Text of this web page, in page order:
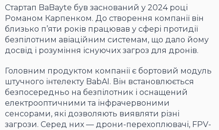
Стартап BaBayte був заснований у 2024 році
Романом Карпенком. До створення компанії він
близько п’яти років працював у сфері протидії
безпілотним авіаційним системам, що дало йому
досвід і розуміння існуючих загроз для дронів.
Головним продуктом компанії є бортовий модуль
штучного інтелекту BabAI. Він встановлюється
безпосередньо на безпілотник і оснащений
електрооптичними та інфрачервоними
сенсорами, які дозволяють виявляти різні
загрози. Серед них — дрони-перехоплювачі, FPV-